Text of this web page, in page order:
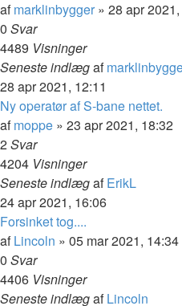
afmarklinbygger » 28 apr 2021,
0 Svar
4489 Visninger
Seneste indlægaf
28 apr 2021, 12:11
Ny operatør af S-bane nettet.
afmoppe » 23 apr 2021, 18:32
2Svar
4204 Visninger
Seneste indlægafErikL
24 apr 2021, 16:06
Forsinket tog....
afLincoln » 05 mar 2021, 14:34
0 Svar
4406 Visninger
Seneste indlægafLincoln